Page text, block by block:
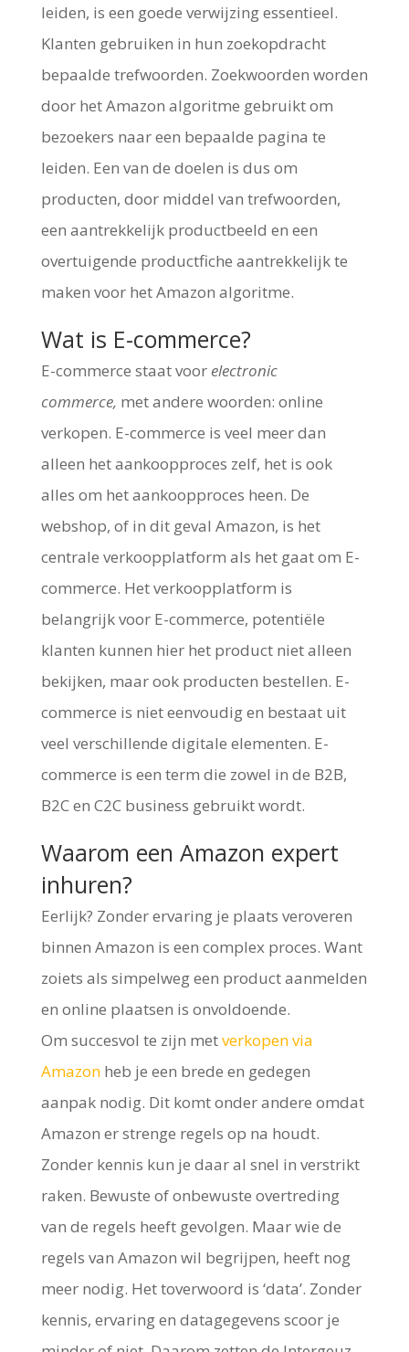
leiden, is een goede verwijzing essentieel.
Klanten gebruiken in hun zoekopdracht
bepaalde trefwoorden. Zoekwoorden worden
door het Amazon algoritme gebruikt om
bezoekers naar een bepaalde pagina te
leiden. Een van de doelen is dus om
producten, door middel van trefwoorden,
een aantrekkelijk productbeeld en een
overtuigende productfiche aantrekkelijk te
maken voor het Amazon algoritme.
Wat is E-commerce?
E-commerce staat voor electronic
commerce, met andere woorden: online
verkopen. E-commerce is veel meer dan
alleen het aankoopproces zelf, het is ook
alles om het aankoopproces heen. De
webshop, of in dit geval Amazon, is het
centrale verkoopplatform als het gaat om E-
commerce. Het verkoopplatform is
belangrijk voor E-commerce, potentiële
klanten kunnen hier het product niet alleen
bekijken, maar ook producten bestellen. E-
commerce is niet eenvoudig en bestaat uit
veel verschillende digitale elementen. E-
commerce is een term die zowel in de B2B,
B2C en C2C business gebruikt wordt.
Waarom een Amazon expert
inhuren?
Eerlijk? Zonder ervaring je plaats veroveren
binnen Amazon is een complex proces. Want
zoiets als simpelweg een product aanmelden
en online plaatsen is onvoldoende.
Om succesvol te zijn metverkopen via
Amazonheb je een brede en gedegen
aanpak nodig. Dit komt onder andere omdat
Amazon er strenge regels op na houdt.
Zonder kennis kun je daar al snel in verstrikt
raken. Bewuste of onbewuste overtreding
van de regels heeft gevolgen. Maar wie de
regels van Amazon wil begrijpen, heeft nog
meer nodig. Het toverwoord is ‘data’. Zonder
kennis, ervaring en datagegevens scoor je